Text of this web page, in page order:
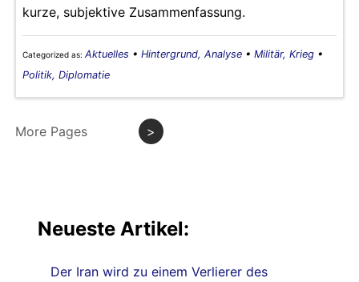
kurze, subjektive Zusammenfassung.
Categorized as: Aktuelles • Hintergrund, Analyse • Militär, Krieg •
Politik, Diplomatie
More Pages >
Neueste Artikel:
Der Iran wird zu einem Verlierer des